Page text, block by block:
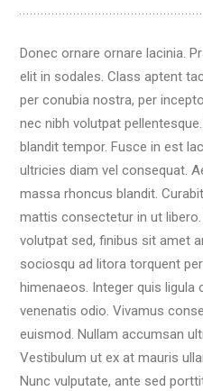
Donec ornare ornare lacinia.
elit in sodales. Class aptent
per conubia nostra, per
nec nibh volutpat
blandit tempor. Fusce in est
ultricies diam vel consequat.
massa rhoncus blandit.
mattis consectetur in ut
volutpat sed, finibus sit amet
sociosqu ad litora torquent
himenaeos. Integer quis ligula
venenatis odio. Vivamus
euismod. Nullam accumsan
Vestibulum ut ex at mauris
Nunc vulputate, ante sed